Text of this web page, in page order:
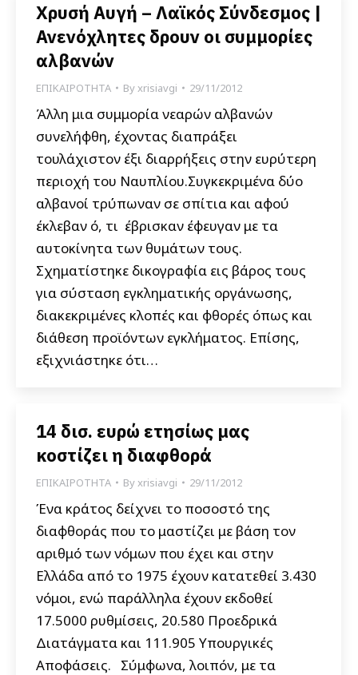
Χρυσή Αυγή – Λαϊκός Σύνδεσμος |
Ανενόχλητες δρουν οι συμμορίες
αλβανών
ΕΠΙΚΑΙΡΟΤΗΤΑ Byxrisiavgi 29/11/2012
Άλλη μια συμμορία νεαρών αλβανών
συνελήφθη, έχοντας διαπράξει
τουλάχιστον έξι διαρρήξεις στην ευρύτερη
περιοχή του Ναυπλίου.Συγκεκριμένα δύο
αλβανοί τρύπωναν σε σπίτια και αφού
έκλεβαν ό, τι έβρισκαν έφευγαν με τα
αυτοκίνητα των θυμάτων τους.
Σχηματίστηκε δικογραφία εις βάρος τους
για σύσταση εγκληματικής οργάνωσης,
διακεκριμένες κλοπές και φθορές όπως και
διάθεση προϊόντων εγκλήματος. Επίσης,
εξιχνιάστηκε ότι…
14 δισ. ευρώ ετησίως μας
κοστίζει η διαφθορά
ΕΠΙΚΑΙΡΟΤΗΤΑ Byxrisiavgi 29/11/2012
Ένα κράτος δείχνει το ποσοστό της
διαφθοράς που το μαστίζει με βάση τον
αριθμό των νόμων που έχει και στην
Ελλάδα από το 1975 έχουν κατατεθεί 3.430
νόμοι, ενώ παράλληλα έχουν εκδοθεί
17.5000 ρυθμίσεις, 20.580 Προεδρικά
Διατάγματα και 111.905 Υπουργικές
Αποφάσεις. Σύμφωνα, λοιπόν, με τα